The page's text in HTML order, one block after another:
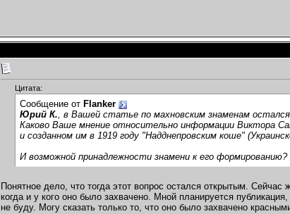
Цитата:
Сообщение от Flanker
Юрий К., в Вашей статье по махновским знаменам
Каково Ваше мнение относительно информации Виктора
и созданном им в 1919 году "Надднепровским коше"
И возможной принадлежности знамени к его формированию?
Понятное дело, что тогда этот вопрос остался открытым.
когда и у кого оно было захвачено. Мной планируется
не буду. Могу сказать только то, что оно было захвачено